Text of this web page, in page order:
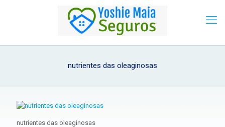
nutrientes das oleaginosas
nutrientes das oleaginosas